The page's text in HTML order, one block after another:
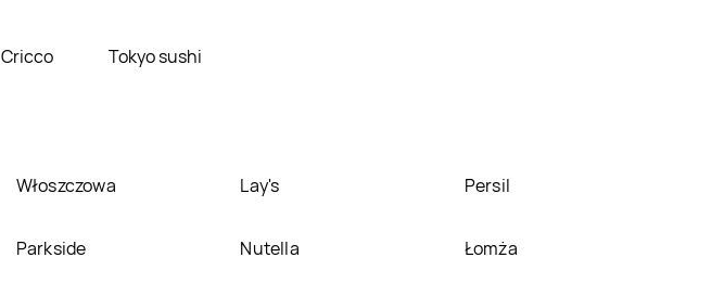
Cricco Tokyo sushi
Włoszczowa Lay's Persil
Parkside Nutella Łomża